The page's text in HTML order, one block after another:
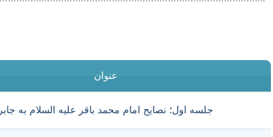
عنوان
جلسه اول؛ نصایح امام محمد باقر علیه‌ السلام به جابر